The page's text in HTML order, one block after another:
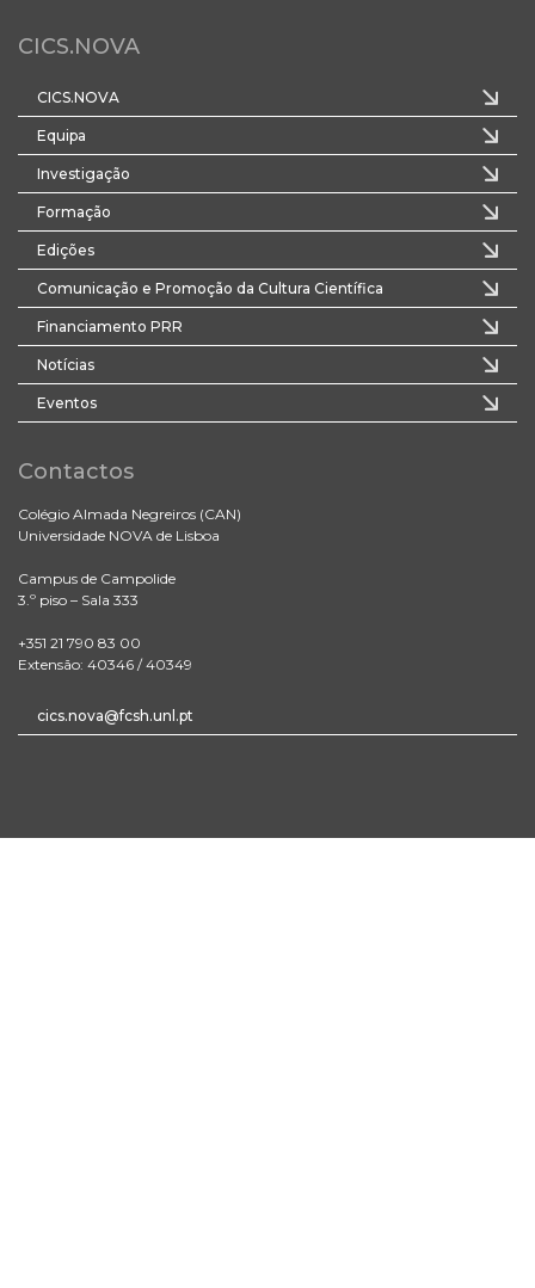
CICS.NOVA
CICS.NOVA
Equipa
Investigação
Formação
Edições
Comunicação e Promoção da Cultura Científica
Financiamento PRR
Notícias
Eventos
Contactos
Colégio Almada Negreiros (CAN)
Universidade NOVA de Lisboa
Campus de Campolide
3.º piso – Sala 333
+351 21 790 83 00
Extensão: 40346 / 40349
cics.nova@fcsh.unl.pt